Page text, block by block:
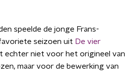
speelde de jonge Frans-
seizoen uit De vier
echter niet voor het origineel van
maar voor de bewerking van